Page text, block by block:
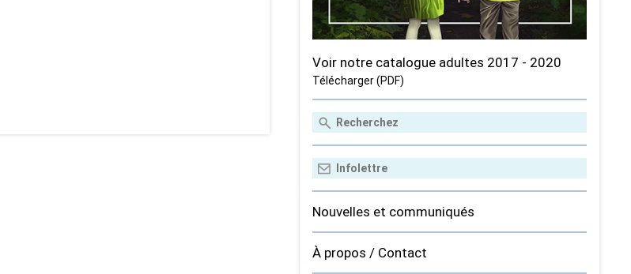
Voir notre catalogue adultes 2017 - 2020
Télécharger (PDF)
Nouvelles et communiqués
À propos / Contact